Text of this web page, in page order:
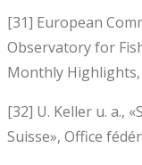
[31] European
Observatory for
Monthly Highlights,
[32] U. Keller u. a.,
Suisse», Office